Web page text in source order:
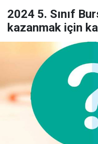
2024 5. Sınıf
kazanmak için